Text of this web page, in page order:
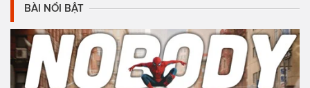
BÀI NỔI BẬT